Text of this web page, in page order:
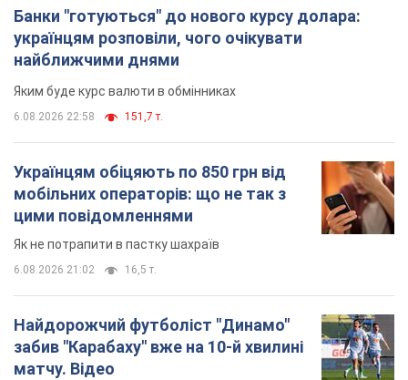
Банки "готуються" до нового курсу долара:
українцям розповіли, чого очікувати
найближчими днями
Яким буде курс валюти в обмінниках
6.08.2026 22:58 151,7 т.
Українцям обіцяють по 850 грн від
мобільних операторів: що не так з
цими повідомленнями
Як не потрапити в пастку шахраїв
6.08.2026 21:02 16,5 т.
Найдорожчий футболіст "Динамо"
забив "Карабаху" вже на 10-й хвилині
матчу. Відео